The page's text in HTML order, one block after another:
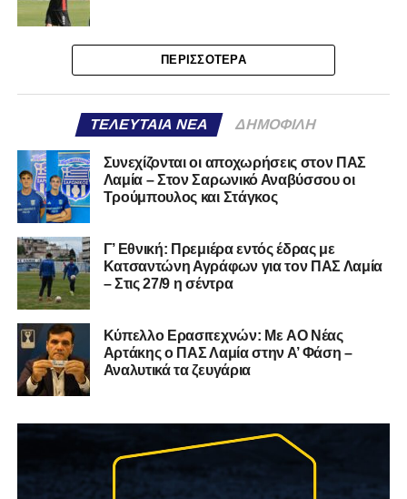
ΠΕΡΙΣΣΌΤΕΡΑ
ΤΕΛΕΥΤΑΊΑ ΝΈΑ ΔΗΜΟΦΙΛΉ
Συνεχίζονται οι αποχωρήσεις στον ΠΑΣ
Λαμία – Στον Σαρωνικό Αναβύσσου οι
Τρούμπουλος και Στάγκος
Γ’ Εθνική: Πρεμιέρα εντός έδρας με
Κατσαντώνη Αγράφων για τον ΠΑΣ Λαμία
– Στις 27/9 η σέντρα
Kύπελλο Ερασιτεχνών: Με AO Nέας
Αρτάκης ο ΠΑΣ Λαμία στην Α’ Φάση –
Αναλυτικά τα ζευγάρια